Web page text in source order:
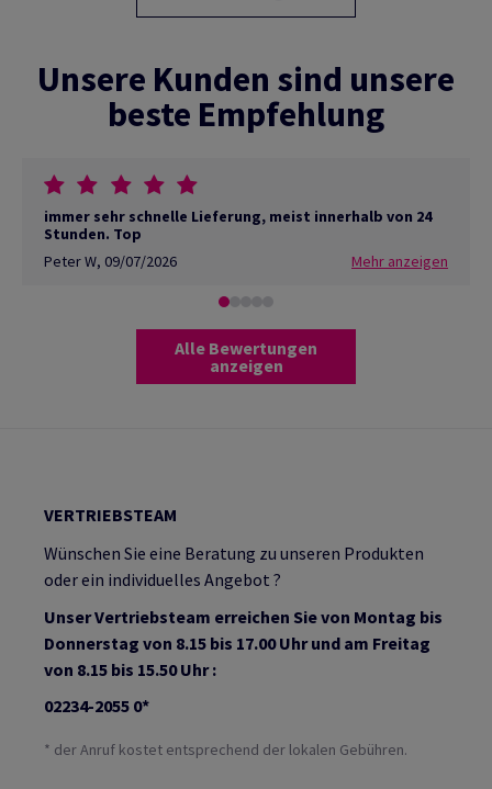
Unsere Kunden sind unsere
beste Empfehlung
immer sehr schnelle Lieferung, meist innerhalb von 24
Stunden. Top
Peter W, 09/07/2026 Mehr anzeigen
Alle Bewertungen
anzeigen
VERTRIEBSTEAM
Wünschen Sie eine Beratung zu unseren Produkten
oder ein individuelles Angebot ?
Unser Vertriebsteam erreichen Sie von Montag bis
Donnerstag von 8.15 bis 17.00 Uhr und am Freitag
von 8.15 bis 15.50 Uhr :
02234-2055 0*
* der Anruf kostet entsprechend der lokalen Gebühren.